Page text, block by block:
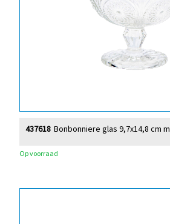
Bonbonniere glas 9,7x14,8 cm
437618
Op voorraad